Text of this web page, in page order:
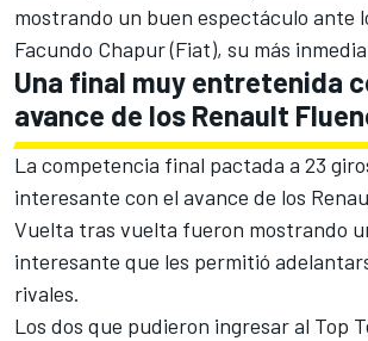
mostrando un buen espectáculo ante
Facundo Chapur (Fiat), su más
Una final muy entretenida
avance de los Renault
La competencia final pactada a 23
interesante con el avance de los
Vuelta tras vuelta fueron mostrando
interesante que les permitió
rivales.
Los dos que pudieron ingresar al Top